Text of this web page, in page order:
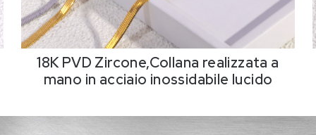
18K PVD Zircone,Collana realizzata a
mano in acciaio inossidabile lucido